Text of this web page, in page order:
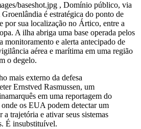
baseshot.jpg , Domínio público, via
é estratégica do ponto de
por sua localização no Ártico, entre a
A ilha abriga uma base operada pelos
monitoramento e alerta antecipado de
aérea e marítima em uma região
o degelo.
mais externo da defesa
Ernstved Rasmussen, um
em uma reportagem do
os EUA podem detectar um
a trajetória e ativar seus sistemas
É insubstituível.